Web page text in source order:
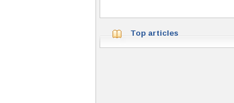
Top articles